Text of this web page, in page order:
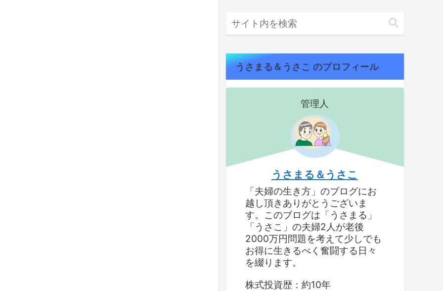
うさまる＆うさこ のプロフィール
管理人
うさまる＆うさこ
「夫婦の生き方」のブログにお
越し頂きありがとうございま
す。このブログは「うさまる」
「うさこ」の夫婦2人が老後
2000万円問題を考えて少しでも
お得に生きるべく奮闘する日々
を綴ります。
株式投資歴：約10年